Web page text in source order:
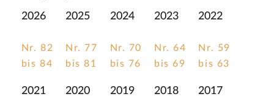
2026
Nr. 82
bis 84
2025
Nr. 77
bis 81
2024
Nr. 70
bis 76
2023
Nr. 64
bis 69
2022
Nr. 59
bis 63
2021 2020 2019 2018 2017